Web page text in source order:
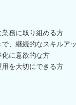
務に取り組める方
、継続的なスキルア
に意欲的な方
を大切にできる方